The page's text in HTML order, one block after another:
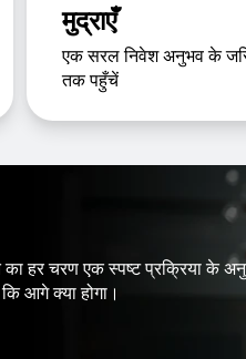
मुद्राएँ
एक सरल निवेश अनुभव के
तक पहुँचें
हर चरण एक स्पष्ट प्रक्रिया के
आगे क्या होगा।